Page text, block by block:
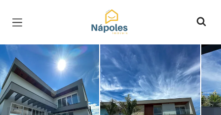
Página inicial